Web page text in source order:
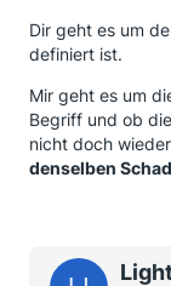
Dir geht es um
definiert ist.
Mir geht es um
Begriff und ob
nicht doch
denselben